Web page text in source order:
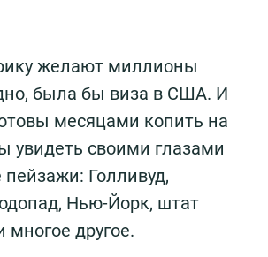
желают миллионы
была бы виза в США. И
месяцами копить на
увидеть своими глазами
Голливуд,
Нью-Йорк, штат
другое.